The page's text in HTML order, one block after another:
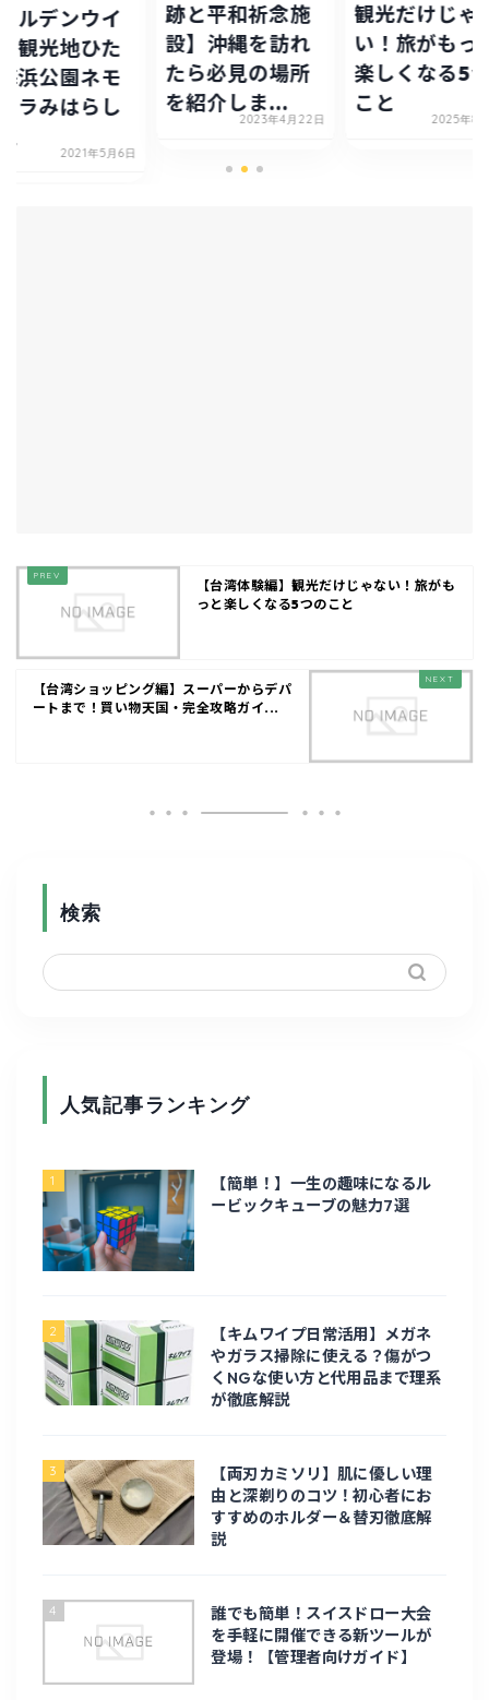
ルデンウイ
観光地ひた
浜公園ネモ
ラみはらし
2021年5月6日
跡と平和祈念施
設】沖縄を訪れ
たら必見の場所
を紹介しま...
2023年4月22日
観光だけじゃ
い！旅がもっ
楽しくなる5
こと
2025年8
【台湾体験編】観光だけじゃない！旅がも
っと楽しくなる5つのこと
【台湾ショッピング編】スーパーからデパ
ートまで！買い物天国・完全攻略ガイ...
検索
人気記事ランキング
1
【簡単！】一生の趣味になるル
ービックキューブの魅力7選
2
【キムワイプ日常活用】メガネ
やガラス掃除に使える？傷がつ
くNGな使い方と代用品まで理系
が徹底解説
3
【両刃カミソリ】肌に優しい理
由と深剃りのコツ！初心者にお
すすめのホルダー＆替刃徹底解
説
4
誰でも簡単！スイスドロー大会
を手軽に開催できる新ツールが
登場！【管理者向けガイド】
ガジェット・家電
電化製品
旅行・お出かけ
北海道旅行